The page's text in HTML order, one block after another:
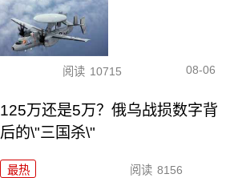
阅读 10715 08-06
125万还是5万？俄乌战损数字背
后的\"三国杀\"
最热 阅读 8156